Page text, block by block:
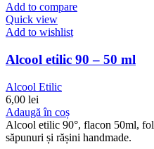
Add to compare
Quick view
Add to wishlist
Alcool etilic 90 – 50 ml
Alcool Etilic
6,00 lei
Adaugă în coș
Alcool etilic 90°, flacon 50ml,
săpunuri și rășini handmade.